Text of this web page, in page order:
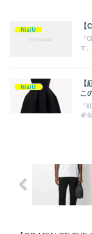
NiziU
『
す
NiziU
こ
『
者